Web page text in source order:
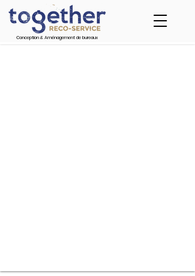
Conception & Aménagement de bureaux